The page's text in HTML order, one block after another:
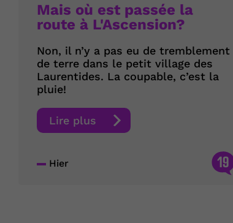
Mais où est passée la
route à L'Ascension?
Non, il n’y a pas eu de tremblement
de terre dans le petit village des
Laurentides. La coupable, c’est la
pluie!
Lire plus
Hier 19